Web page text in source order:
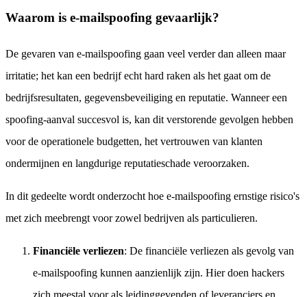
Waarom is e-mailspoofing gevaarlijk?
De gevaren van e-mailspoofing gaan veel verder dan alleen maar
irritatie; het kan een bedrijf echt hard raken als het gaat om de
bedrijfsresultaten, gegevensbeveiliging en reputatie. Wanneer een
spoofing-aanval succesvol is, kan dit verstorende gevolgen hebben
voor de operationele budgetten, het vertrouwen van klanten
ondermijnen en langdurige reputatieschade veroorzaken.
In dit gedeelte wordt onderzocht hoe e-mailspoofing ernstige risico's
met zich meebrengt voor zowel bedrijven als particulieren.
Financiële verliezen: De financiële verliezen als gevolg van
e-mailspoofing kunnen aanzienlijk zijn. Hier doen hackers
zich meestal voor als leidinggevenden of leveranciers en